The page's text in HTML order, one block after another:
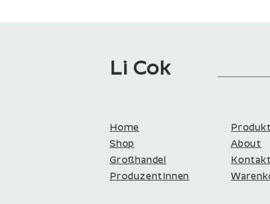
Li Cok
Home
Shop
Großhandel
ProduzentInnen​​
About
Kontakt​​